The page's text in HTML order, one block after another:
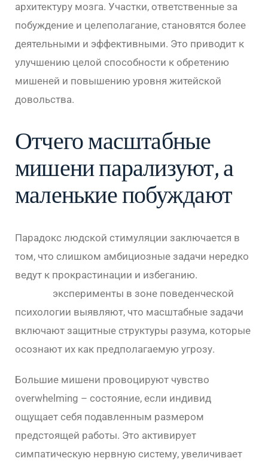
архитектуру мозга. Участки, ответственные за
побуждение и целеполагание, становятся более
деятельными и эффективными. Это приводит к
улучшению целой способности к обретению
мишеней и повышению уровня житейской
довольства.
Отчего масштабные
мишени парализуют, а
маленькие побуждают
Парадокс людской стимуляции заключается в
том, что слишком амбициозные задачи нередко
ведут к прокрастинации и избеганию.
эксперименты в зоне поведенческой
психологии выявляют, что масштабные задачи
включают защитные структуры разума, которые
осознают их как предполагаемую угрозу.
Большие мишени провоцируют чувство
overwhelming – состояние, если индивид
ощущает себя подавленным размером
предстоящей работы. Это активирует
симпатическую нервную систему, увеличивает